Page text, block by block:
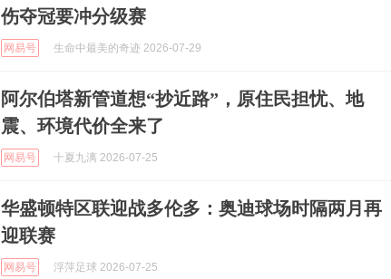
伤夺冠要冲分级赛
网易号 生命中最美的奇迹 2026-07-29
阿尔伯塔新管道想“抄近路”，原住民担忧、地
震、环境代价全来了
网易号 十夏九漓 2026-07-25
华盛顿特区联迎战多伦多：奥迪球场时隔两月再
迎联赛
网易号 浮萍足球 2026-07-25